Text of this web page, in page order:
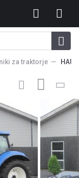
za traktorje